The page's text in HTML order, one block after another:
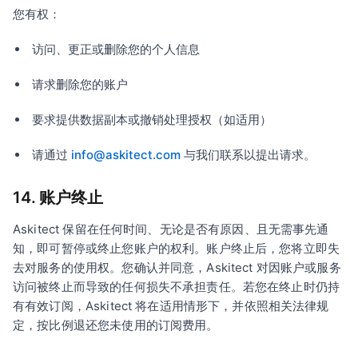
您有权：
访问、更正或删除您的个人信息
请求删除您的账户
要求提供数据副本或撤销处理授权（如适用）
请通过 info@askitect.com 与我们联系以提出请求。
14. 账户终止
Askitect 保留在任何时间、无论是否有原因、且无需事先通
知，即可暂停或终止您账户的权利。账户终止后，您将立即失
去对服务的使用权。您确认并同意，Askitect 对因账户或服务
访问被终止而导致的任何损失不承担责任。若您在终止时仍持
有有效订阅，Askitect 将在适用情形下，并依照相关法律规
定，按比例退还您未使用的订阅费用。